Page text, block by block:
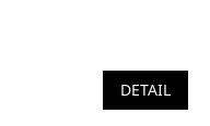
DETAIL